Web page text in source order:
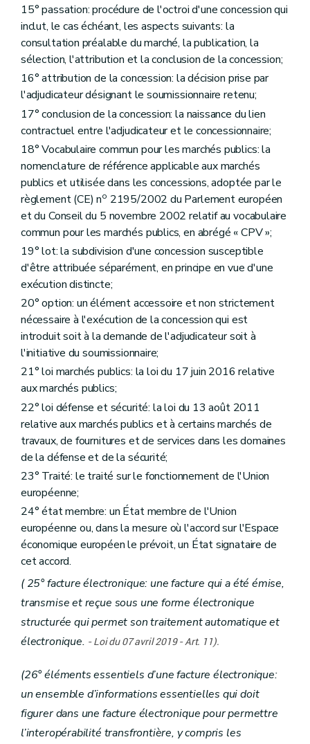
15° passation: procédure de l'octroi d'une concession qui
inclut, le cas échéant, les aspects suivants: la
consultation préalable du marché, la publication, la
sélection, l'attribution et la conclusion de la concession;
16° attribution de la concession: la décision prise par
l'adjudicateur désignant le soumissionnaire retenu;
17° conclusion de la concession: la naissance du lien
contractuel entre l'adjudicateur et le concessionnaire;
18° Vocabulaire commun pour les marchés publics: la
nomenclature de référence applicable aux marchés
publics et utilisée dans les concessions, adoptée par le
règlement (CE) no 2195/2002 du Parlement européen
et du Conseil du 5 novembre 2002 relatif au vocabulaire
commun pour les marchés publics, en abrégé « CPV »;
19° lot: la subdivision d'une concession susceptible
d'être attribuée séparément, en principe en vue d'une
exécution distincte;
20° option: un élément accessoire et non strictement
nécessaire à l'exécution de la concession qui est
introduit soit à la demande de l'adjudicateur soit à
l'initiative du soumissionnaire;
21° loi marchés publics: la loi du 17 juin 2016 relative
aux marchés publics;
22° loi défense et sécurité: la loi du 13 août 2011
relative aux marchés publics et à certains marchés de
travaux, de fournitures et de services dans les domaines
de la défense et de la sécurité;
23° Traité: le traité sur le fonctionnement de l'Union
européenne;
24° état membre: un État membre de l'Union
européenne ou, dans la mesure où l'accord sur l'Espace
économique européen le prévoit, un État signataire de
cet accord.
( 25° facture électronique: une facture qui a été émise,
transmise et reçue sous une forme électronique
structurée qui permet son traitement automatique et
électronique. -Loi du 07 avril 2019 - Art. 11).
(26° éléments essentiels d’une facture électronique:
un ensemble d’informations essentielles qui doit
figurer dans une facture électronique pour permettre
l’interopérabilité transfrontière, y compris les